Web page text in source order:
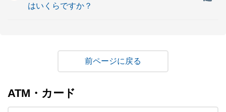
はいくらですか？
戻る
ATM・カード